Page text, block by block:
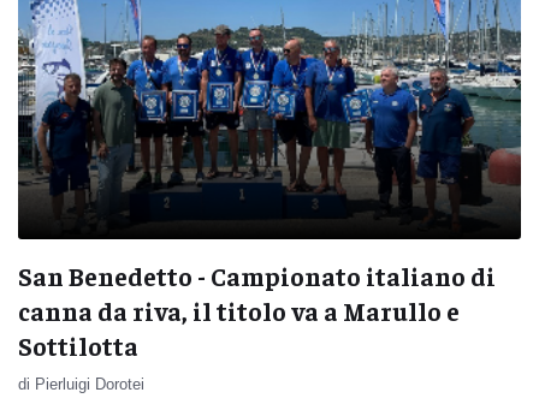
San Benedetto - Campionato italiano di
canna da riva, il titolo va a Marullo e
Sottilotta
di Pierluigi Dorotei